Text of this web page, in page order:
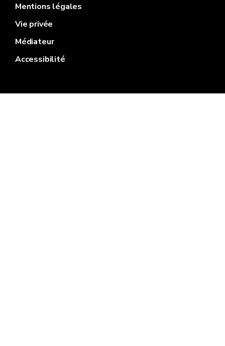
Mentions légales
Vie privée
Médiateur
Accessibilité